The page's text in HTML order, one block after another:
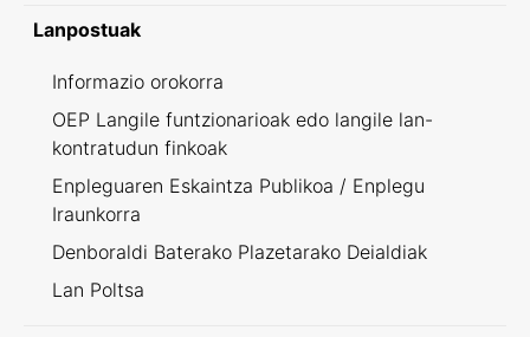
Lanpostuak
Informazio orokorra
OEP Langile funtzionarioak edo langile lan-
kontratudun finkoak
Enpleguaren Eskaintza Publikoa / Enplegu
Iraunkorra
Denboraldi Baterako Plazetarako Deialdiak
Lan Poltsa